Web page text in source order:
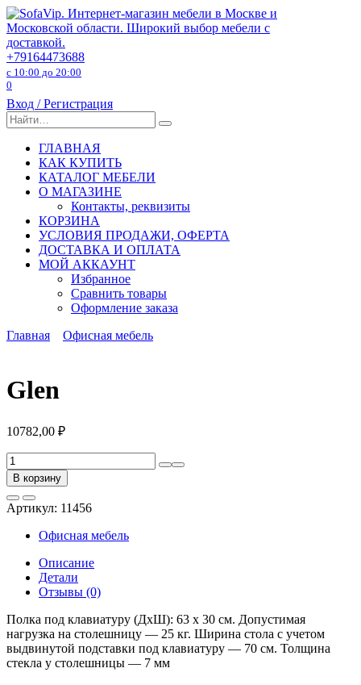
Перейти
к
содержанию
+79164473688
с 10:00 до 20:00
0
Вход / Регистрация
Search
for:
ГЛАВНАЯ
КАК КУПИТЬ
КАТАЛОГ МЕБЕЛИ
О МАГАЗИНЕ
Контакты, реквизиты
КОРЗИНА
УСЛОВИЯ ПРОДАЖИ, ОФЕРТА
ДОСТАВКА И ОПЛАТА
МОЙ АККАУНТ
Избранное
Сравнить товары
Оформление заказа
Главная
Офисная мебель
Glen
10782,00 ₽
Количество
товара
Glen
В корзину
Артикул: 11456
Офисная мебель
Описание
Детали
Отзывы (0)
Полка под клавиатуру (ДхШ): 63 х 30 см. Допустимая
нагрузка на столешницу — 25 кг. Ширина стола с учетом
выдвинутой подставки под клавиатуру — 70 см. Толщина
стекла у столешницы — 7 мм